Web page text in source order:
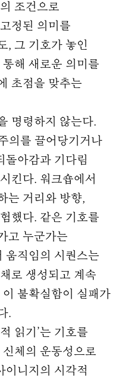
조건으로
정된 의미를
, 그 기호가 놓인
해 새로운 의미를
초점을 맞추는
령하지 않는다.
의를 끌어당기거나
돌아감과 기다림
킨다. 워크숍에서
는 거리와 방향,
했다. 같은 기호를
고 누군가는
움직임의 시퀀스는
로 생성되고 계속
불확실함이 실패가
.
읽기’는 기호를
체의 운동성으로
이니지의 시각적